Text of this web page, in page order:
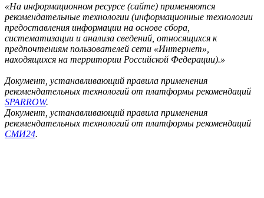
«На информационном ресурсе (сайте) применяются
рекомендательные технологии (информационные технологии
предоставления информации на основе сбора,
систематизации и анализа сведений, относящихся к
предпочтениям пользователей сети «Интернет»,
находящихся на территории Российской Федерации).»
Документ, устанавливающий правила применения
рекомендательных технологий от платформы рекомендаций
SPARROW.
Документ, устанавливающий правила применения
рекомендательных технологий от платформы рекомендаций
СМИ24.